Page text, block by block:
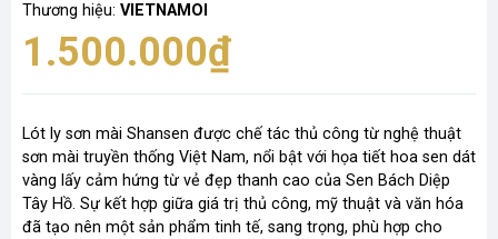
Thương hiệu: VIETNAMOI
1.500.000₫
Lót ly sơn mài Shansen được chế tác thủ công từ nghệ thuật
sơn mài truyền thống Việt Nam, nổi bật với họa tiết hoa sen dát
vàng lấy cảm hứng từ vẻ đẹp thanh cao của Sen Bách Diệp
Tây Hồ. Sự kết hợp giữa giá trị thủ công, mỹ thuật và văn hóa
đã tạo nên một sản phẩm tinh tế, sang trọng, phù hợp cho